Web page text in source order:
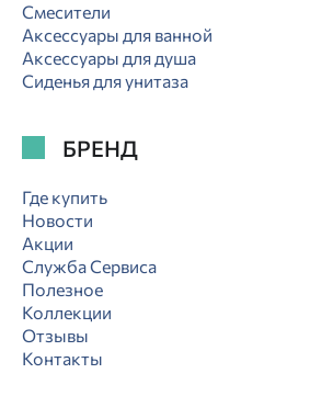
Смесители
Аксессуары для ванной
Аксессуары для душа
Сиденья для унитаза
БРЕНД
Где купить
Новости
Акции
Служба Сервиса
Полезное
Коллекции
Отзывы
Контакты